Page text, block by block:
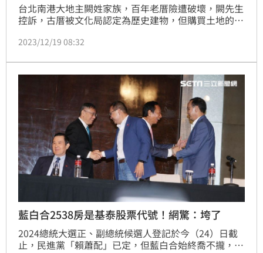
台北南港大地主闕姓家族，百年老厝險遭破壞，闕先生
控訴，古厝被文化局認定為歷史建物，但購買土地的基
開挖，疑似想要破壞，就連自己位在古厝旁的鐵皮屋也
具進駐是為了搭建圍籬維護歷史建物；文化局則回應，
到場勘查歷史建物無毀損，也告知基泰圍籬施作需要遞
計劃書，依法申請。
2023/12/19 08:32
藍白合2538房是基泰股票代號！網驚：垮了
2024總統大選正、副總統候選人登記於今（24）日截
止，民進黨「賴蕭配」已定，但藍白合始終喬不攏，國